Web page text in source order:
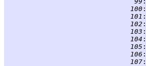
100 :
101 :
102 :
103 :
104 :
105 :
106 :
107 :